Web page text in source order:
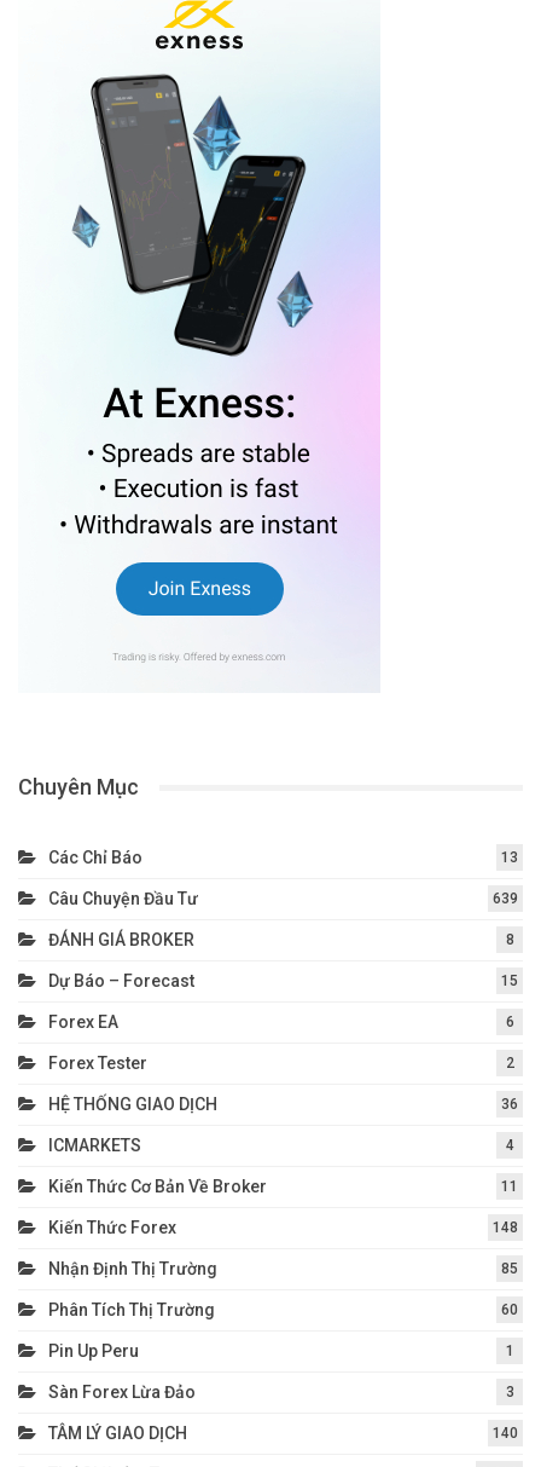
Chuyên Mục
Các Chỉ Báo 13
Câu Chuyện Đầu Tư 639
ĐÁNH GIÁ BROKER 8
Dự Báo – Forecast 15
Forex EA 6
Forex Tester 2
HỆ THỐNG GIAO DỊCH 36
ICMARKETS 4
Kiến Thức Cơ Bản Về Broker 11
Kiến Thức Forex 148
Nhận Định Thị Trường 85
Phân Tích Thị Trường 60
Pin Up Peru 1
Sàn Forex Lừa Đảo 3
TÂM LÝ GIAO DỊCH 140